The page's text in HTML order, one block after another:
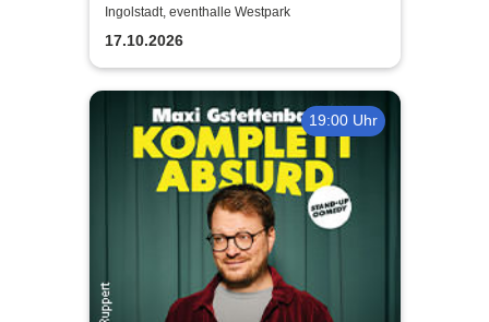
Live
Ingolstadt, eventhalle Westpark
17.10.2026
19:00 Uhr